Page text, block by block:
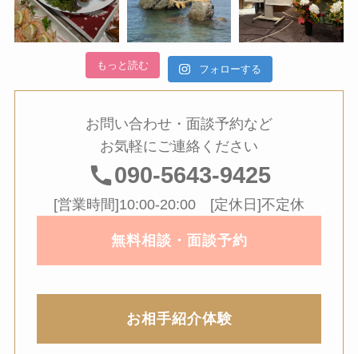
もっと読む フォローする
お問い合わせ・面談予約など
お気軽にご連絡ください
090-5643-9425
[営業時間]10:00-20:00 [定休日]不定休
無料相談・面談予約
お相手紹介体験